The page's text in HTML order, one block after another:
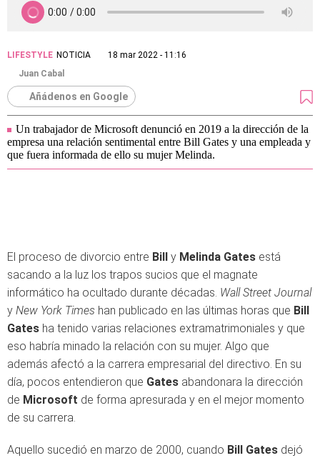
LIFESTYLE NOTICIA
18 mar 2022 - 11:16
Juan Cabal
Añádenos en Google
Un trabajador de Microsoft denunció en 2019 a la dirección de la
empresa una relación sentimental entre Bill Gates y una empleada y
que fuera informada de ello su mujer Melinda.
El proceso de divorcio entre Bill y Melinda Gates está
sacando a la luz los trapos sucios que el magnate
informático ha ocultado durante décadas. Wall Street Journal
y New York Times han publicado en las últimas horas que Bill
Gates ha tenido varias relaciones extramatrimoniales y que
eso habría minado la relación con su mujer. Algo que
además afectó a la carrera empresarial del directivo. En su
día, pocos entendieron que Gates abandonara la dirección
de Microsoft de forma apresurada y en el mejor momento
de su carrera.
Aquello sucedió en marzo de 2000, cuando Bill Gates dejó